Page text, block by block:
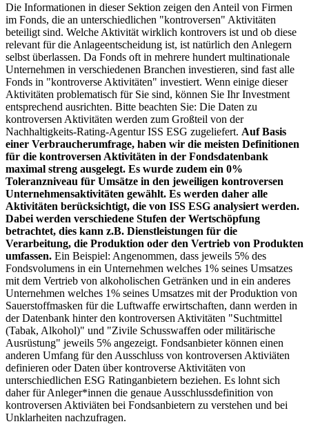
Die Informationen in dieser Sektion zeigen den Anteil von Firmen
im Fonds, die an unterschiedlichen "kontroversen" Aktivitäten
beteiligt sind. Welche Aktivität wirklich kontrovers ist und ob diese
relevant für die Anlageentscheidung ist, ist natürlich den Anlegern
selbst überlassen. Da Fonds oft in mehrere hundert multinationale
Unternehmen in verschiedenen Branchen investieren, sind fast alle
Fonds in "kontroverse Aktivitäten" investiert. Wenn einige dieser
Aktivitäten problematisch für Sie sind, können Sie Ihr Investment
entsprechend ausrichten. Bitte beachten Sie: Die Daten zu
kontroversen Aktivitäten werden zum Großteil von der
Nachhaltigkeits-Rating-Agentur ISS ESG zugeliefert. Auf Basis
einer Verbraucherumfrage, haben wir die meisten Definitionen
für die kontroversen Aktivitäten in der Fondsdatenbank
maximal streng ausgelegt. Es wurde zudem ein 0%
Toleranzniveau für Umsätze in den jeweiligen kontroversen
Unternehmensaktivitäten gewählt. Es werden daher alle
Aktivitäten berücksichtigt, die von ISS ESG analysiert werden.
Dabei werden verschiedene Stufen der Wertschöpfung
betrachtet, dies kann z.B. Dienstleistungen für die
Verarbeitung, die Produktion oder den Vertrieb von Produkten
umfassen. Ein Beispiel: Angenommen, dass jeweils 5% des
Fondsvolumens in ein Unternehmen welches 1% seines Umsatzes
mit dem Vertrieb von alkoholischen Getränken und in ein anderes
Unternehmen welches 1% seines Umsatzes mit der Produktion von
Sauerstoffmasken für die Luftwaffe erwirtschaften, dann werden in
der Datenbank hinter den kontroversen Aktivitäten "Suchtmittel
(Tabak, Alkohol)" und "Zivile Schusswaffen oder militärische
Ausrüstung" jeweils 5% angezeigt. Fondsanbieter können einen
anderen Umfang für den Ausschluss von kontroversen Aktiviäten
definieren oder Daten über kontroverse Aktivitäten von
unterschiedlichen ESG Ratinganbietern beziehen. Es lohnt sich
daher für Anleger*innen die genaue Ausschlussdefinition von
kontroversen Aktiviäten bei Fondsanbietern zu verstehen und bei
Unklarheiten nachzufragen.